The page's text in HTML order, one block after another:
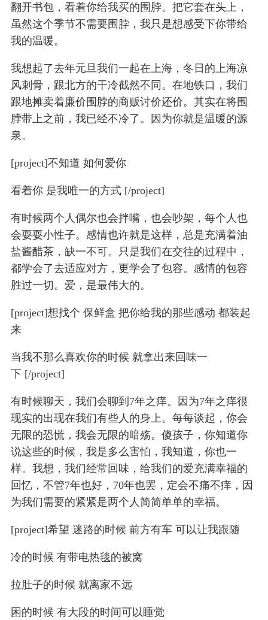
翻开书包，看着你给我买的围脖。把它套在头上，
虽然这个季节不需要围脖，我只是想感受下你带给
我的温暖。
我想起了去年元旦我们一起在上海，冬日的上海凉
风刺骨，跟北方的干冷截然不同。在地铁口，我们
跟地摊卖着廉价围脖的商贩讨价还价。其实在将围
脖带上之前，我已经不冷了。因为你就是温暖的源
泉。
[project]不知道 如何爱你
看着你 是我唯一的方式 [/project]
有时候两个人偶尔也会拌嘴，也会吵架，每个人也
会耍耍小性子。感情也许就是这样，总是充满着油
盐酱醋茶，缺一不可。只是我们在交往的过程中，
都学会了去适应对方，更学会了包容。感情的包容
胜过一切。爱，是最伟大的。
[project]想找个 保鲜盒 把你给我的那些感动 都装起
来
当我不那么喜欢你的时候 就拿出来回味一
下 [/project]
有时候聊天，我们会聊到7年之痒。因为7年之痒很
现实的出现在我们有些人的身上。每每谈起，你会
无限的恐慌，我会无限的暗殇。傻孩子，你知道你
说这些的时候，我是多么害怕，我知道，你也一
样。我想，我们经常回味，给我们的爱充满幸福的
回忆，不管7年也好，70年也罢，定会不痛不痒，因
为我们需要的紧紧是两个人简简单单的幸福。
[project]希望 迷路的时候 前方有车 可以让我跟随
冷的时候 有带电热毯的被窝
拉肚子的时候 就离家不远
困的时候 有大段的时间可以睡觉